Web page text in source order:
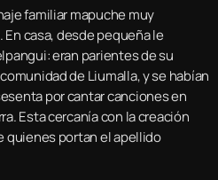
familiar mapuche muy
En casa, desde pequeña le
eran parientes de su
de Liumalla, y se habían
por cantar canciones en
Esta cercanía con la creación
quienes portan el apellido